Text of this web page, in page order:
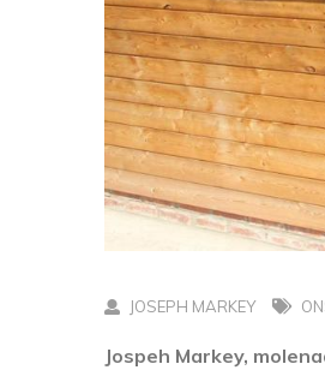
JOSEPH MARKEY
Jospeh Markey,